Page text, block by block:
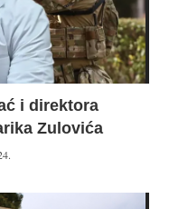
i direktora
Zulovića